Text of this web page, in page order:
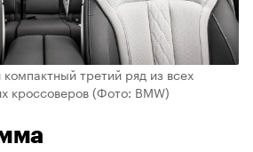
третий ряд из всех
кроссоверов(Фото: BMW)